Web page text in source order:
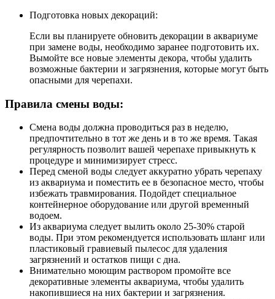
Подготовка новых декораций:
Если вы планируете обновить декорации в аквариуме
при замене воды, необходимо заранее подготовить их.
Вымойте все новые элементы декора, чтобы удалить
возможные бактерии и загрязнения, которые могут быть
опасными для черепахи.
Правила смены воды:
Смена воды должна проводиться раз в неделю,
предпочтительно в тот же день и в то же время. Такая
регулярность позволит вашей черепахе привыкнуть к
процедуре и минимизирует стресс.
Перед сменой воды следует аккуратно убрать черепаху
из аквариума и поместить ее в безопасное место, чтобы
избежать травмирования. Подойдет специальное
контейнерное оборудование или другой временный
водоем.
Из аквариума следует вылить около 25-30% старой
воды. При этом рекомендуется использовать шланг или
пластиковый гравиевый пылесос для удаления
загрязнений и остатков пищи с дна.
Внимательно моющим раствором промойте все
декоративные элементы аквариума, чтобы удалить
накопившиеся на них бактерии и загрязнения.